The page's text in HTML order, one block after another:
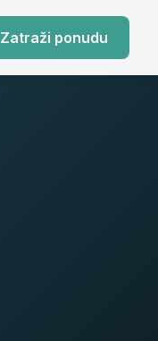
Zatraži ponudu